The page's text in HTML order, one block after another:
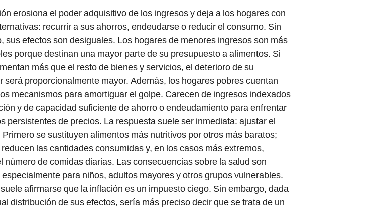
erosiona el poder adquisitivo de los ingresos y deja a los hogares con
recurrir a sus ahorros, endeudarse o reducir el consumo. Sin
sus efectos son desiguales. Los hogares de menores ingresos son más
porque destinan una mayor parte de su presupuesto a alimentos. Si
más que el resto de bienes y servicios, el deterioro de su
será proporcionalmente mayor. Además, los hogares pobres cuentan
mecanismos para amortiguar el golpe. Carecen de ingresos indexados
y de capacidad suficiente de ahorro o endeudamiento para enfrentar
persistentes de precios. La respuesta suele ser inmediata: ajustar el
se sustituyen alimentos más nutritivos por otros más baratos;
las cantidades consumidas y, en los casos más extremos,
número de comidas diarias. Las consecuencias sobre la salud son
para niños, adultos mayores y otros grupos vulnerables.
afirmarse que la inflación es un impuesto ciego. Sin embargo, dada
distribución de sus efectos, sería más preciso decir que se trata de un